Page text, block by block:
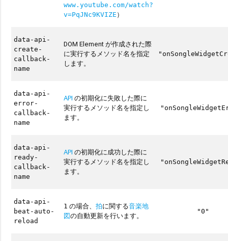
www.youtube.com/watch?
v=PqJNc9KVIZE ）
data-api-
create-
callback-
name
DOM Element が作成された際
に実行するメソッド名を指定
します。
data-api-
error-
callback-
name
API の初期化に失敗した際に
実行するメソッド名を指定し
ます。
data-api-
ready-
callback-
name
API の初期化に成功した際に
実行するメソッド名を指定し
ます。
data-api-
beat-auto-
reload
1 の場合、拍に関する音楽地
図の自動更新を行います。
"0"